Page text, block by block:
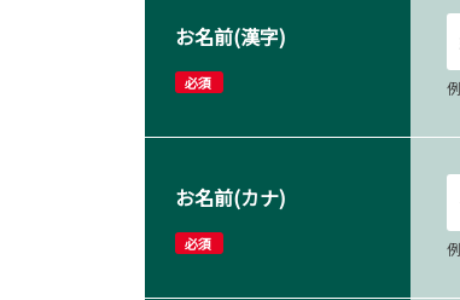
お名前(漢字)
必須
お名前(カナ)
必須